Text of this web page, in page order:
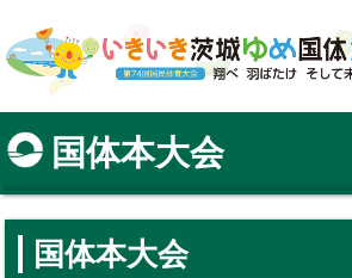
国体本大会
国体本大会